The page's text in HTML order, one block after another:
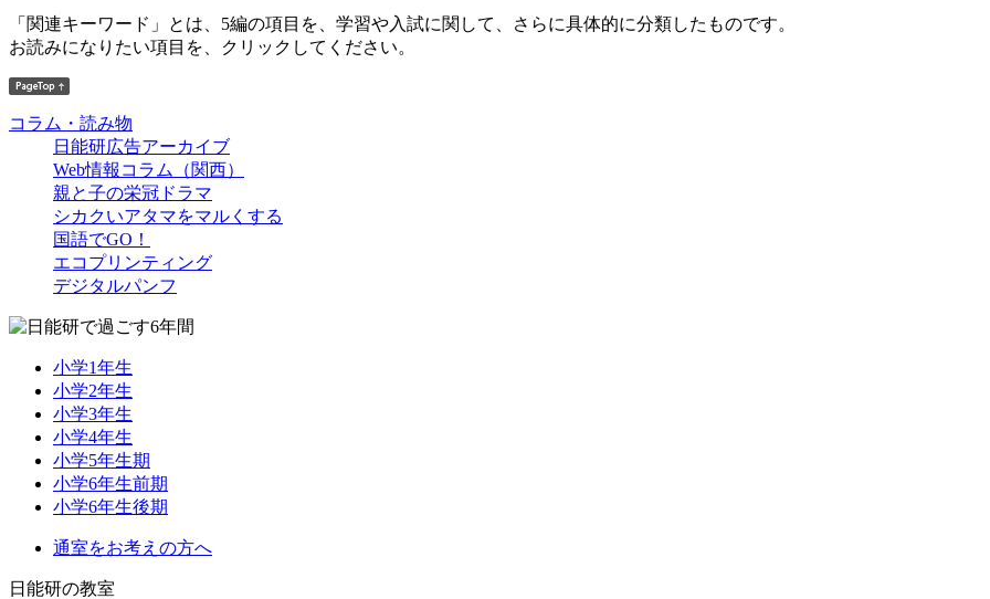
「関連キーワード」とは、5編の項目を、学習や入試に関して、さらに具体的に分類したものです。
お読みになりたい項目を、クリックしてください。
コラム・読み物
日能研広告アーカイブ
Web情報コラム（関西）
親と子の栄冠ドラマ
シカクいアタマをマルくする
国語でGO！
エコプリンティング
デジタルパンフ
小学1年生
小学2年生
小学3年生
小学4年生
小学5年生期
小学6年生前期
小学6年生後期
通室をお考えの方へ
日能研の教室